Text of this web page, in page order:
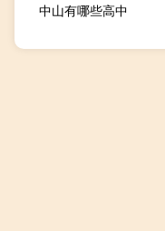
中山有哪些高中